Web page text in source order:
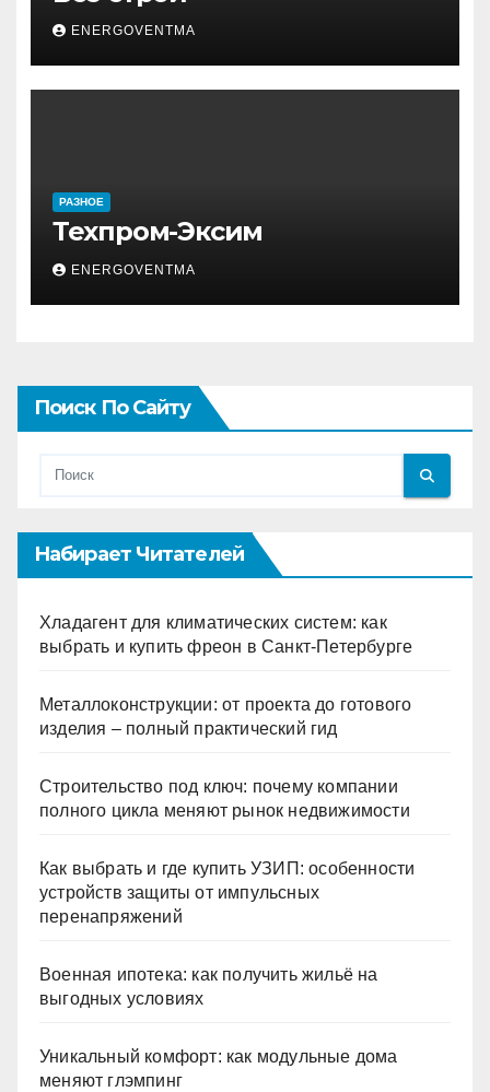
ENERGOVENTMA
РАЗНОЕ
Техпром-Эксим
ENERGOVENTMA
Поиск По Сайту
Набирает Читателей
Хладагент для климатических систем: как
выбрать и купить фреон в Санкт-Петербурге
Металлоконструкции: от проекта до готового
изделия – полный практический гид
Строительство под ключ: почему компании
полного цикла меняют рынок недвижимости
Как выбрать и где купить УЗИП: особенности
устройств защиты от импульсных
перенапряжений
Военная ипотека: как получить жильё на
выгодных условиях
Уникальный комфорт: как модульные дома
меняют глэмпинг